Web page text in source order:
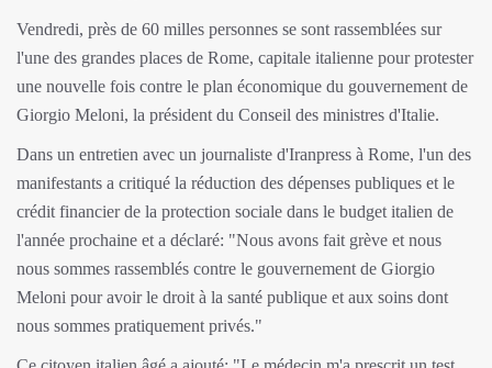
Vendredi, près de 60 milles personnes se sont rassemblées sur
l'une des grandes places de Rome, capitale italienne pour protester
une nouvelle fois contre le plan économique du gouvernement de
Giorgio Meloni, la président du Conseil des ministres d'Italie.
Dans un entretien avec un journaliste d'Iranpress à Rome, l'un des
manifestants a critiqué la réduction des dépenses publiques et le
crédit financier de la protection sociale dans le budget italien de
l'année prochaine et a déclaré: "Nous avons fait grève et nous
nous sommes rassemblés contre le gouvernement de Giorgio
Meloni pour avoir le droit à la santé publique et aux soins dont
nous sommes pratiquement privés."